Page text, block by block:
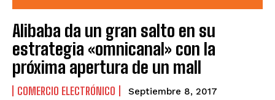
Alibaba da un gran salto en su
estrategia «omnicanal» con la
próxima apertura de un mall
COMERCIO ELECTRÓNICO Septiembre 8, 2017